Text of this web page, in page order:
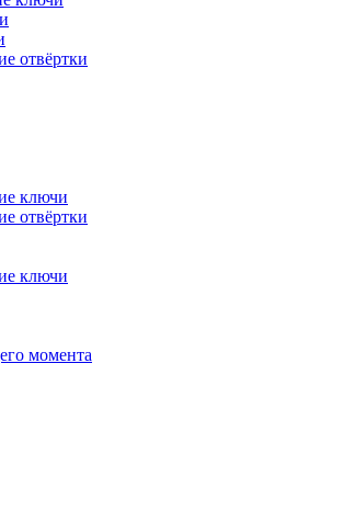
отвёртки
ключи
отвёртки
ключи
момента